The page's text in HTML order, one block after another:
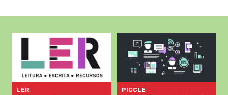
LER PICCLE